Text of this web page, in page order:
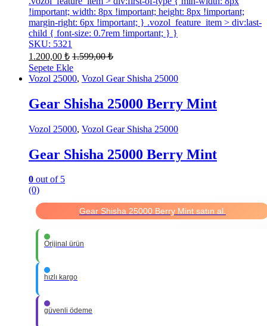
!important; width: 8px !important; height: 8px !important;
margin-right: 6px !important; } .vozol_feature_item > div:last-
child { font-size: 0.7rem !important; } }
SKU: 5321
1.200,00 ₺ 1.599,00₺
Sepete Ekle
Vozol 25000, Vozol Gear Shisha 25000
Gear Shisha 25000 Berry Mint
Vozol 25000, Vozol Gear Shisha 25000
Gear Shisha 25000 Berry Mint
0 out of 5
(0)
Gear Shisha 25000 Berry Mint satın al.
Orijinal ürün
hızlı kargo
güvenli ödeme